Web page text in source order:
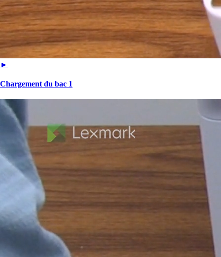
►
Chargement du bac 1